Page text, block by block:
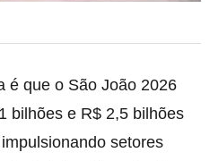
é que o São João 2026
bilhões e R$ 2,5 bilhões
setores